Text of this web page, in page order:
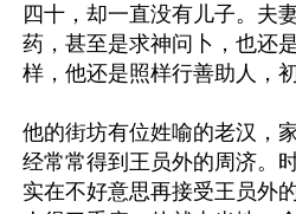
四十，却一直没有儿子。夫
药，甚至是求神问卜，也还
样，他还是照样行善助人，
他的街坊有位姓喻的老汉，
经常常得到王员外的周济。
实在不好意思再接受王员外